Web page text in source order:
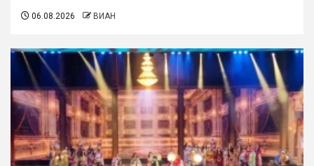
06.08.2026 ВИАН